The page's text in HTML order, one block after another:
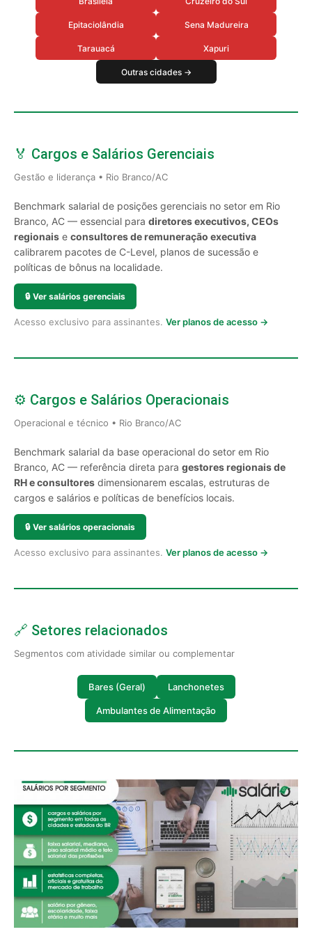
Epitaciolândia Sena Madureira
Tarauacá Xapuri
Outras cidades →
🏅 Cargos e Salários Gerenciais
Gestão e liderança • Rio Branco/AC
Benchmark salarial de posições gerenciais no setor em Rio
Branco, AC — essencial para diretores executivos, CEOs
regionais e consultores de remuneração executiva
calibrarem pacotes de C-Level, planos de sucessão e
políticas de bônus na localidade.
🔒 Ver salários gerenciais
Acesso exclusivo para assinantes. Ver planos de acesso →
⚙️ Cargos e Salários Operacionais
Operacional e técnico • Rio Branco/AC
Benchmark salarial da base operacional do setor em Rio
Branco, AC — referência direta para gestores regionais de
RH e consultores dimensionarem escalas, estruturas de
cargos e salários e políticas de benefícios locais.
🔒 Ver salários operacionais
Acesso exclusivo para assinantes. Ver planos de acesso →
🔗 Setores relacionados
Segmentos com atividade similar ou complementar
Bares (Geral) Lanchonetes
Ambulantes de Alimentação